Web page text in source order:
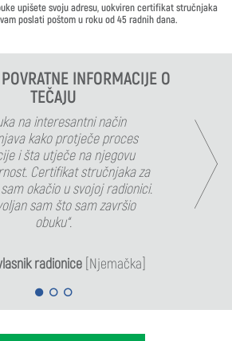
upišete svoju adresu, uokviren certifikat stručnjaka
poslati poštom u roku od 45 radnih dana.
INFORMACIJE O
TEČAJU
na interesantni način
kako protječe proces
i šta utječe na njegovu
Certifikat stručnjaka za
okačio u svojoj radionici.
sam što sam završio
obuku“.
radionice [Njemačka]